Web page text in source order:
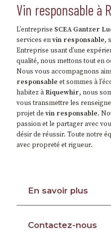
vin responsable à
L’entreprise SCEA Gantzer
services envin responsable,
Entreprise usant d’une
qualité, nous mettons tout en
Nous vous accompagnons
responsable et sommes à
habitez à Riquewhir, nous
vous transmettre les
projet de vin responsable.
passion et le partager avec
désir de réussir. Toute notre
avec propreté et rigueur.
En savoir plus
Contactez-nous